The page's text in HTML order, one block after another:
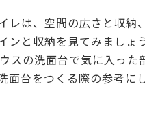
レは、空間の広さと収納
ンと収納を見てみましょ
スの洗面台で気に入った
台をつくる際の参考に